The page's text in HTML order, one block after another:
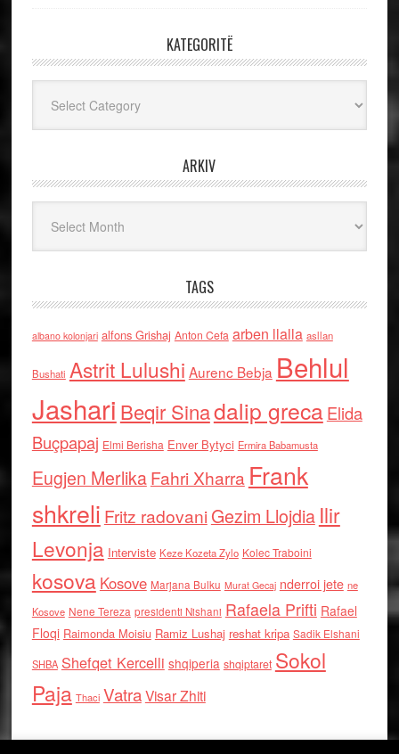
KATEGORITË
ARKIV
TAGS
albano kolonjari alfons Grishaj Anton Cefa arben llalla asllan
Bushati Astrit Lulushi Aurenc Bebja Behlul
Jashari Beqir Sinadalip grecaElida
Buçpapaj Elmi Berisha Enver Bytyci Ermira Babamusta
Eugjen MerlikaFahri Xharra Frank
shkreli Fritz radovaniGezim Llojdia Ilir
Levonja Interviste Keze Kozeta Zylo Kolec Traboini
kosova Kosove Marjana Bulku Murat Gecaj nderroi jete ne
Kosove Nene Tereza presidenti Nishani Rafaela Prifti Rafael
Floqi Raimonda Moisiu Ramiz Lushaj reshat kripa Sadik Elshani
SHBA Shefqet Kercelli shqiperia shqiptaret Sokol
Paja Thaci VatraVisar Zhiti